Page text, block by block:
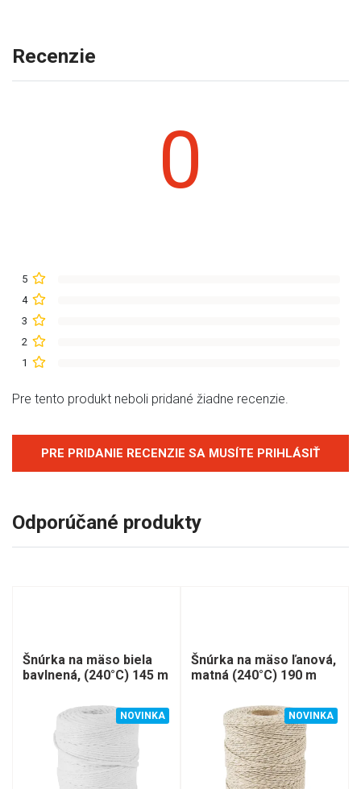
Recenzie
0
5
4
3
2
1
Pre tento produkt neboli pridané žiadne recenzie.
PRE PRIDANIE RECENZIE SA MUSÍTE PRIHLÁSIŤ
Odporúčané produkty
Šnúrka na mäso biela
bavlnená, (240°C) 145 m
NOVINKA
Šnúrka na mäso ľanová,
matná (240°C) 190 m
NOVINKA